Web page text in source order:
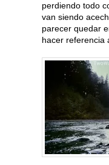
perdiendo todo
van siendo
parecer quedar
hacer referencia